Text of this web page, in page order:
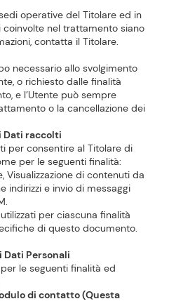
operative del Titolare ed in
nel trattamento siano
contatta il Titolare.
necessario allo svolgimento
o richiesto dalle finalità
e l’Utente può sempre
o la cancellazione dei
Dati raccolti
per consentire al Titolare di
per le seguenti finalità:
Visualizzazione di contenuti da
indirizzi e invio di messaggi
per ciascuna finalità
di questo documento.
Personali
le seguenti finalità ed
di contatto (Questa